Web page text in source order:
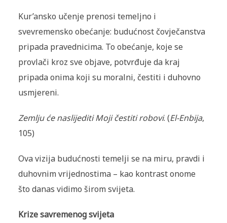
Kur’ansko učenje prenosi temeljno i
svevremensko obećanje: budućnost čovječanstva
pripada pravednicima. To obećanje, koje se
provlači kroz sve objave, potvrđuje da kraj
pripada onima koji su moralni, čestiti i duhovno
usmjereni.
Zemlju će naslijediti Moji čestiti robovi. (El-Enbija,
105)
Ova vizija budućnosti temelji se na miru, pravdi i
duhovnim vrijednostima – kao kontrast onome
što danas vidimo širom svijeta.
Krize savremenog svijeta